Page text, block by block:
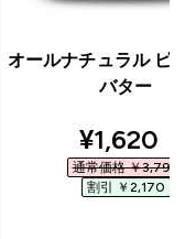
オールナチュラル ピー
バター
¥1,620‎
通常価格 ￥3,790‎
割引 ￥2,170‎